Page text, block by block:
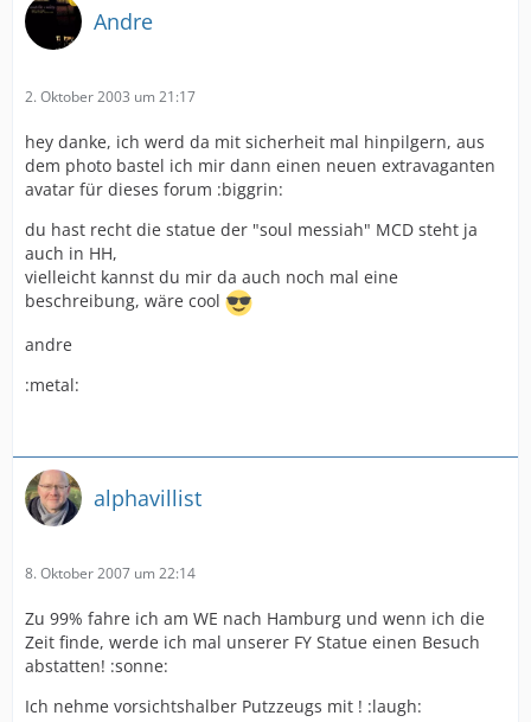
Andre
2. Oktober 2003 um 21:17
hey danke, ich werd da mit sicherheit mal hinpilgern, aus
dem photo bastel ich mir dann einen neuen extravaganten
avatar für dieses forum :biggrin:
du hast recht die statue der "soul messiah" MCD steht ja
auch in HH,
vielleicht kannst du mir da auch noch mal eine
beschreibung, wäre cool
andre
:metal:
alphavillist
8. Oktober 2007 um 22:14
Zu 99% fahre ich am WE nach Hamburg und wenn ich die
Zeit finde, werde ich mal unserer FY Statue einen Besuch
abstatten! :sonne:
Ich nehme vorsichtshalber Putzzeugs mit ! :laugh: